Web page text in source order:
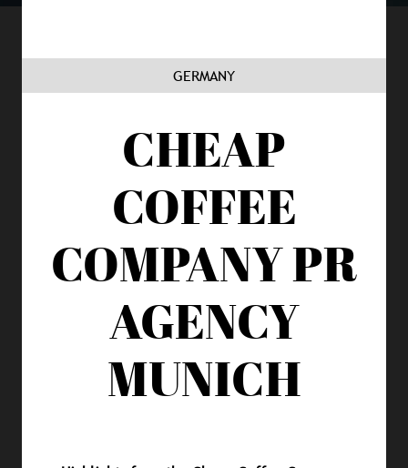
GERMANY
CHEAP
COFFEE
COMPANYPR
AGENCY
MUNICH